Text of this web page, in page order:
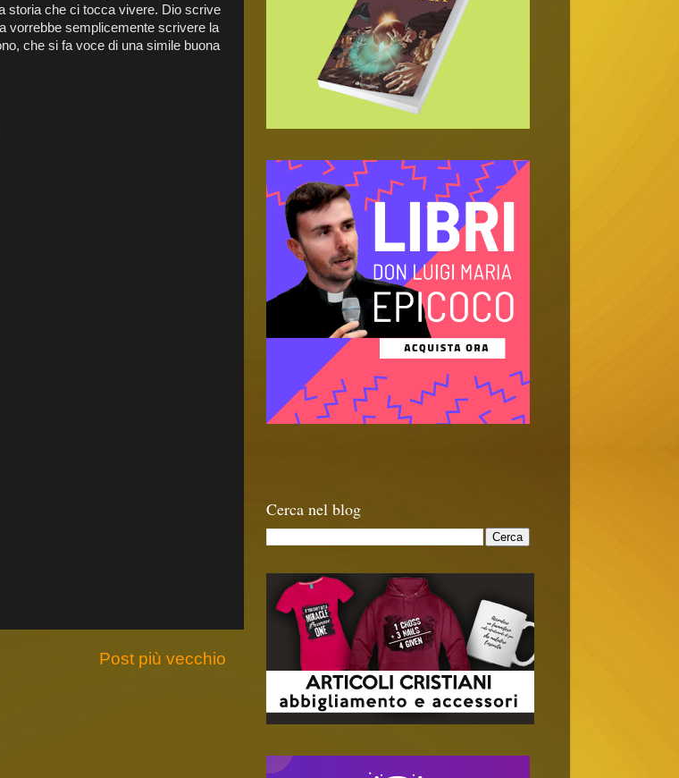
storia che ci tocca vivere. Dio scrive
vorrebbe semplicemente scrivere la
che si fa voce di una simile buona
Post più vecchio
Cerca nel blog